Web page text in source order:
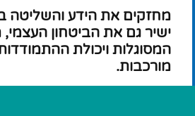
מחזקים את הידע והשליטה
ישיר גם את הביטחון
המסוגלות ויכולת
מורכבות.